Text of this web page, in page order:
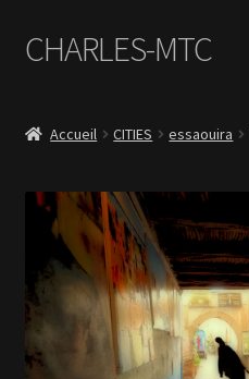
Aller
à
navigation
Aller
au
CHARLES-MTC
Le Book Portfolio
Contact
Accueil CITIES essaouira